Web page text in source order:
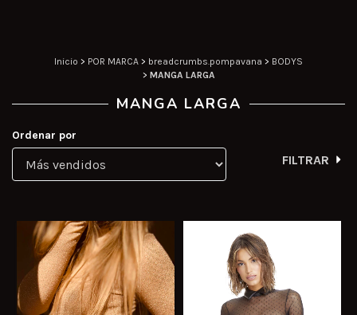
Inicio > POR MARCA > breadcrumbs.pompavana > BODYS
> MANGA LARGA
MANGA LARGA
Ordenar por
FILTRAR